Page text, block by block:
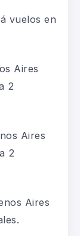
vuelos en
Aires
2
Aires
2
Aires